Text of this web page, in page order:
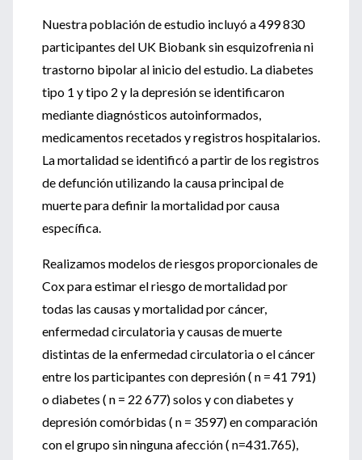
Nuestra población de estudio incluyó a 499 830
participantes del UK Biobank sin esquizofrenia ni
trastorno bipolar al inicio del estudio. La diabetes
tipo 1 y tipo 2 y la depresión se identificaron
mediante diagnósticos autoinformados,
medicamentos recetados y registros hospitalarios.
La mortalidad se identificó a partir de los registros
de defunción utilizando la causa principal de
muerte para definir la mortalidad por causa
específica.
Realizamos modelos de riesgos proporcionales de
Cox para estimar el riesgo de mortalidad por
todas las causas y mortalidad por cáncer,
enfermedad circulatoria y causas de muerte
distintas de la enfermedad circulatoria o el cáncer
entre los participantes con depresión ( n = 41 791)
o diabetes ( n = 22 677) solos y con diabetes y
depresión comórbidas ( n = 3597) en comparación
con el grupo sin ninguna afección ( n=431.765),